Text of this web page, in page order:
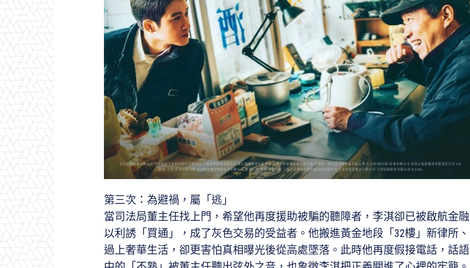
第三次：為避禍，屬「逃」
當司法局董主任找上門，希望他再度援助被騙的聽障者，李淇卻已被啟航金融
以利誘「買通」，成了灰色交易的受益者。他搬進黃金地段「32樓」新律所、
過上奢華生活，卻更害怕真相曝光後從高處墜落。此時他再度假接電話，話語